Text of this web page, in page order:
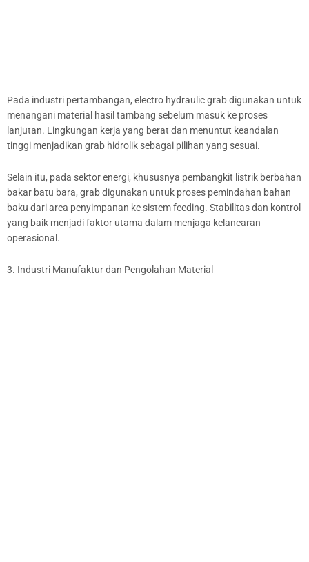
Pada industri pertambangan, electro hydraulic grab digunakan untuk
menangani material hasil tambang sebelum masuk ke proses
lanjutan. Lingkungan kerja yang berat dan menuntut keandalan
tinggi menjadikan grab hidrolik sebagai pilihan yang sesuai.
Selain itu, pada sektor energi, khususnya pembangkit listrik berbahan
bakar batu bara, grab digunakan untuk proses pemindahan bahan
baku dari area penyimpanan ke sistem feeding. Stabilitas dan kontrol
yang baik menjadi faktor utama dalam menjaga kelancaran
operasional.
3. Industri Manufaktur dan Pengolahan Material